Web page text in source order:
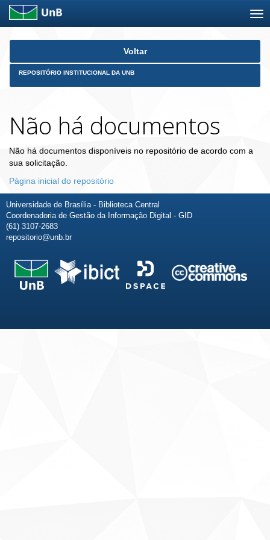
Skip
Voltar
REPOSITÓRIO INSTITUCIONAL DA UNB
Não há documentos
Não há documentos disponíveis no repositório de acordo com a
sua solicitação.
Página inicial do repositório
Universidade de Brasília - Biblioteca Central
Coordenadoria de Gestão da Informação Digital - GID
(61) 3107-2683
repositorio@unb.br